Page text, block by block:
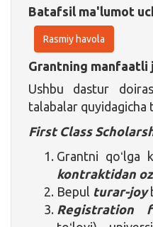
Batafsil ma'lumot
Rasmiy havola
Grantning manfaatli
Ushbu dastur
talabalar quyidagicha
First Class
Grantni qoʻlga
kontraktidan
Bepul turar-joy
Registration